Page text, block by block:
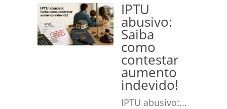
IPTU
abusivo:
Saiba
como
contestar
aumento
indevido!
IPTU abusivo:...